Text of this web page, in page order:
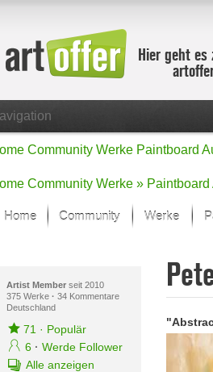
Hier geht es
Community Werke Paintboard
Community Werke » Paintboard
Home Community Werke
Der letzte
Alle Fokus-
Fokus-
Neue
Alle neuen
Artist Memberseit 2010
375 Werke · 34 Kommentare
Deutschland
71 · Populär
6 · Werde Follower
Alle anzeigen